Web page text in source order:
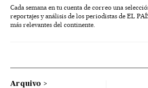
Cada semana en tu cuenta de correo una
reportajes y análisis de los periodistas de EL
más relevantes del continente.
Arquivo